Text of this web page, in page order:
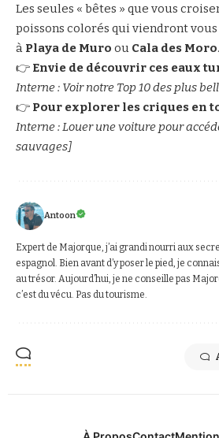
Les seules « bêtes » que vous
poissons colorés qui viendront
à Playa de Muro ou Cala des Moro.
👉 Envie de découvrir ces eaux
Interne : Voir notre Top 10 des plus
👉 Pour explorer les criques en
Interne : Louer une voiture pour
sauvages]
Antoon
Expert de Majorque, j’ai grandi nourri aux
espagnol. Bien avant d’y poser le pied, je
au trésor. Aujourd’hui, je ne conseille pas
c’est du vécu. Pas du tourisme.